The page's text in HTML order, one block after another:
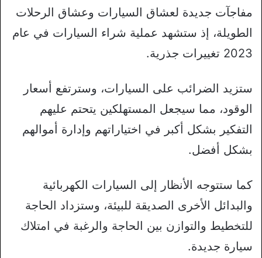
مفاجآت جديدة لعشاق السيارات وعشاق الرحلات
الطويلة، إذ ستشهد عملية شراء السيارات في عام
2023 تغييرات جذرية.
ستزيد الضرائب على السيارات، وسترتفع أسعار
الوقود، مما سيجعل المستهلكين يتحتم عليهم
التفكير بشكل أكبر في اختياراتهم وإدارة أموالهم
بشكل أفضل.
كما ستتوجه الأنظار إلى السيارات الكهربائية
والبدائل الأخرى الصديقة للبيئة، وستزداد الحاجة
للتخطيط والتوازن بين الحاجة والرغبة في امتلاك
سيارة جديدة.